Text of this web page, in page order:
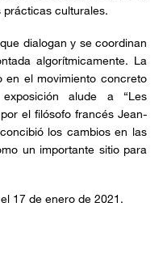
prácticas culturales.
dialogan y se coordinan
algorítmicamente. La
en el movimiento concreto
alude a “Les
el filósofo francés Jean-
los cambios en las
un importante sitio para
17 de enero de 2021.